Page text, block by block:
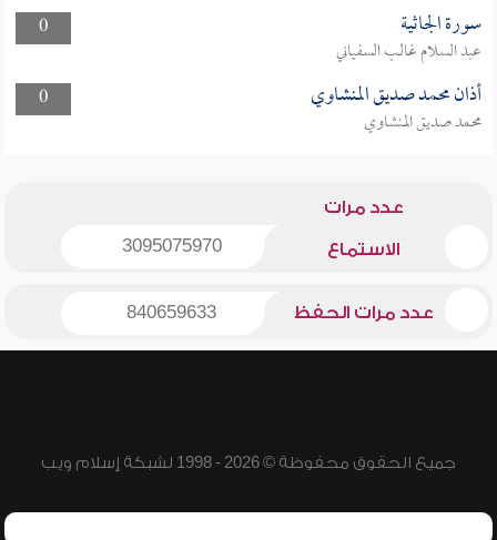
0
سورة الجاثية
عبد السلام غالب السفياني
0
أذان محمد صديق المنشاوي
محمد صديق المنشاوي
عدد مرات
الاستماع 3095075970
عدد مرات الحفظ 840659633
جميع الحقوق محفوظة © 2026 - 1998 لشبكة إسلام ويب